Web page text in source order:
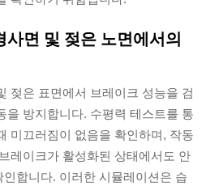
면 및 젖은 노면에서의
젖은 표면에서 브레이크 성능을 검
을 방지합니다. 수평력 테스트를 통
미끄러짐이 없음을 확인하며, 작동
레이크가 활성화된 상태에서도 안
합니다. 이러한 시뮬레이션은 습